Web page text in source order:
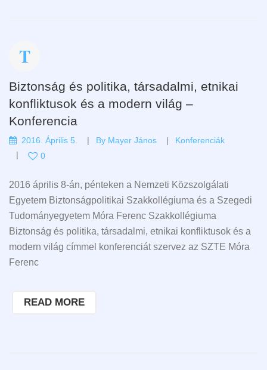
Biztonság és politika, társadalmi, etnikai
konfliktusok és a modern világ –
Konferencia
2016. Április 5. By Mayer János
Konferenciák
0
2016 április 8-án, pénteken a Nemzeti Közszolgálati
Egyetem Biztonságpolitikai Szakkollégiuma és a Szegedi
Tudományegyetem Móra Ferenc Szakkollégiuma
Biztonság és politika, társadalmi, etnikai konfliktusok és a
modern világ címmel konferenciát szervez az SZTE Móra
Ferenc
READ MORE